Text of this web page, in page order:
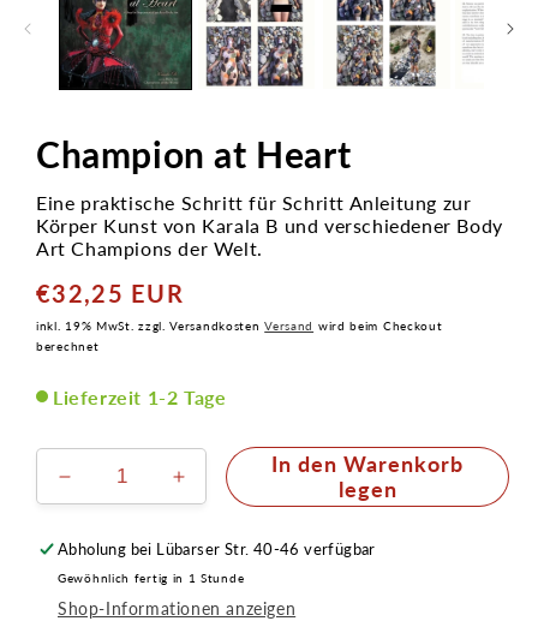
Champion at Heart
Eine praktische Schritt für Schritt Anleitung zur
Körper Kunst von Karala B und verschiedener Body
Art Champions der Welt.
Normaler
Preis
€32,25 EUR
inkl. 19% MwSt. zzgl. VersandkostenVersand wird beim Checkout
berechnet
Lieferzeit 1-2 Tage
Verringere
die
Menge
für
Champion
at
Erhöhe
die
Menge
für
Champion
at
In den Warenkorb
legen
Abholung bei Lübarser Str. 40-46 verfügbar
Gewöhnlich fertig in 1 Stunde
Shop-Informationen anzeigen